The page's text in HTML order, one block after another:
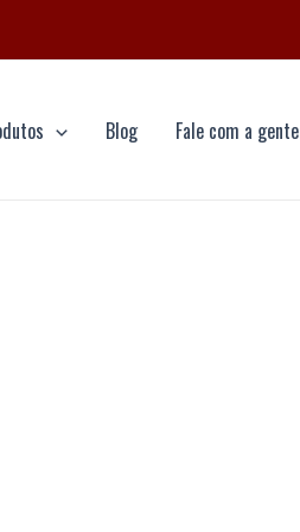
Blog Fale com a gente